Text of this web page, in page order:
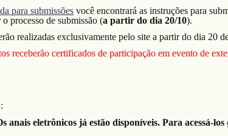
para submissões você encontrará as instruções para
processo de submissão (a partir do dia 20/10).
realizadas exclusivamente pelo site a partir do dia 20
receberão certificados de participação em evento de
:
anais eletrônicos já estão disponíveis. Para acessá-los